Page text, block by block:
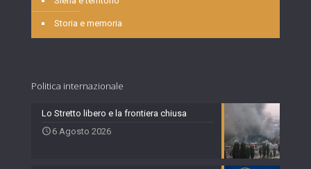
Storia e memoria
Politica internazionale
Lo Stretto libero e la frontiera chiusa
6 Agosto 2026